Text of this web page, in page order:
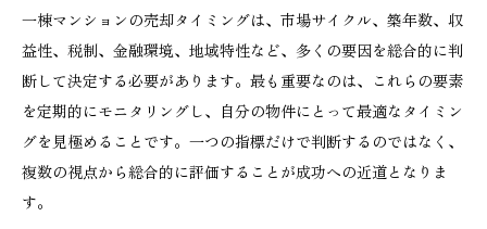
一棟マンションの売却タイミングは、市場サイクル、築年数、収
益性、税制、金融環境、地域特性など、多くの要因を総合的に判
断して決定する必要があります。最も重要なのは、これらの要素
を定期的にモニタリングし、自分の物件にとって最適なタイミン
グを見極めることです。一つの指標だけで判断するのではなく、
複数の視点から総合的に評価することが成功への近道となりま
す。